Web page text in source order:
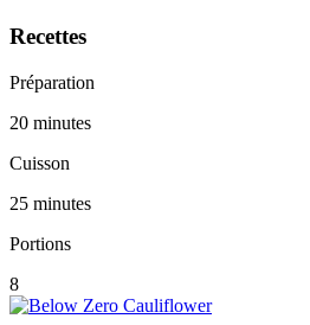
Recettes
Préparation
20 minutes
Cuisson
25 minutes
Portions
8